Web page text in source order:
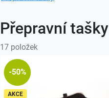
Přepravní tašky
17 položek
-50%
AKCE